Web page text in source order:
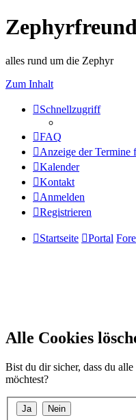
alles rund um die Zephyr
Zum Inhalt
Schnellzugriff
FAQ
Anzeige der Termine
Kalender
Kontakt
Anmelden
Registrieren
Startseite Portal
Alle Cookies
Bist du dir sicher, dass du
möchtest?